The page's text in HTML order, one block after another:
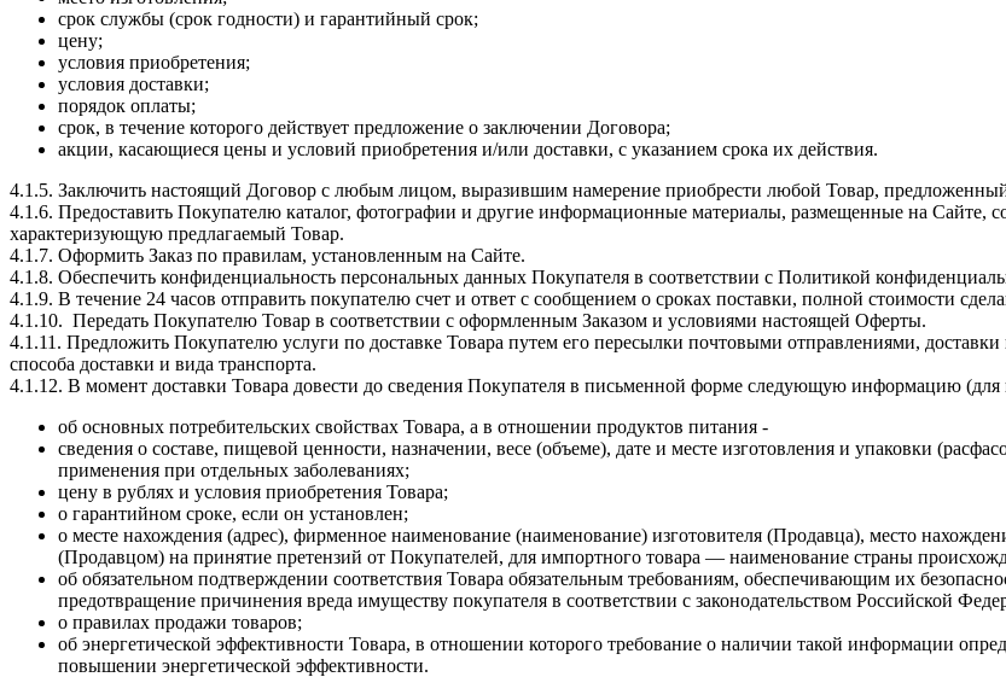
срок службы (срок годности) и гарантийный срок;
цену;
условия приобретения;
условия доставки;
порядок оплаты;
срок, в течение которого действует предложение о заключении Договора;
акции, касающиеся цены и условий приобретения и/или доставки, с указанием срока их действия.
4.1.5. Заключить настоящий Договор с любым лицом, выразившим намерение приобрести любой Товар,
4.1.6. Предоставить Покупателю каталог, фотографии и другие информационные материалы, размещенные на
характеризующую предлагаемый Товар.
4.1.7. Оформить Заказ по правилам, установленным на Сайте.
4.1.8. Обеспечить конфиденциальность персональных данных Покупателя в соответствии с Политикой
4.1.9. В течение 24 часов отправить покупателю счет и ответ с сообщением о сроках поставки, полной стоимости
4.1.10. Передать Покупателю Товар в соответствии с оформленным Заказом и условиями настоящей Оферты.
4.1.11. Предложить Покупателю услуги по доставке Товара путем его пересылки почтовыми отправлениями,
способа доставки и вида транспорта.
4.1.12. В момент доставки Товара довести до сведения Покупателя в письменной форме следующую информацию
об основных потребительских свойствах Товара, а в отношении продуктов питания -
сведения о составе, пищевой ценности, назначении, весе (объеме), дате и месте изготовления и упаковки
применения при отдельных заболеваниях;
цену в рублях и условия приобретения Товара;
о гарантийном сроке, если он установлен;
о месте нахождения (адрес), фирменное наименование (наименование) изготовителя (Продавца), место
(Продавцом) на принятие претензий от Покупателей, для импортного товара — наименование страны
об обязательном подтверждении соответствия Товара обязательным требованиям, обеспечивающим их
предотвращение причинения вреда имуществу покупателя в соответствии с законодательством Российской
о правилах продажи товаров;
об энергетической эффективности Товара, в отношении которого требование о наличии такой информации
повышении энергетической эффективности.